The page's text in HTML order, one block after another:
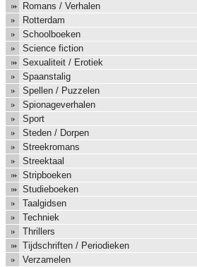
Romans / Verhalen
Rotterdam
Schoolboeken
Science fiction
Sexualiteit / Erotiek
Spaanstalig
Spellen / Puzzelen
Spionageverhalen
Sport
Steden / Dorpen
Streekromans
Streektaal
Stripboeken
Studieboeken
Taalgidsen
Techniek
Thrillers
Tijdschriften / Periodieken
Verzamelen